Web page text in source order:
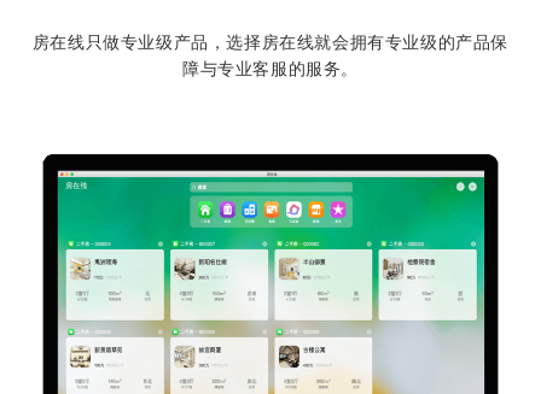
房在线只做专业级产品，选择房在线就会拥有专业级的产品保
障与专业客服的服务。